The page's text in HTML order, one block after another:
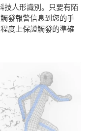
技人形識別。只要有陌
發報警信息到您的手
度上保證觸發的準確